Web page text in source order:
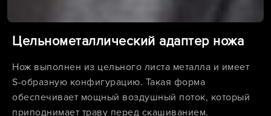
Цельнометаллический адаптер ножа
Нож выполнен из цельного листа металла и имеет
S-образную конфигурацию. Такая форма
обеспечивает мощный воздушный поток, который
приподнимает траву перед скашиванием.